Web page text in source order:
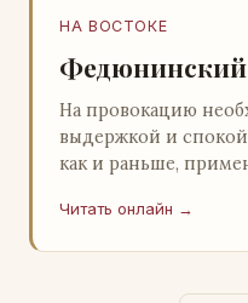
НА ВОСТОКЕ
На провокацию
выдержкой и
как и раньше,
самообороны о…
Читать онлайн →